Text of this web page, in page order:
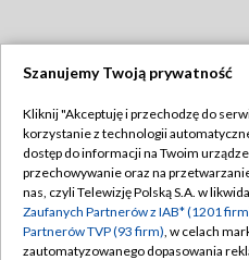
Abonament TVP
Emisja w TVP
Centrum informacji TVP
Polityka
Moje
Szanujemy Twoją prywatność
Kliknij "Akceptuję i przechodzę do
korzystanie z technologii
dostęp do informacji na Twoim
przechowywanie oraz na
nas, czyli Telewizję Polską S.A. w
Zaufanych Partnerów z IAB* (1201
Partnerów TVP (93 firm), w celach
zautomatyzowanego dopasowania